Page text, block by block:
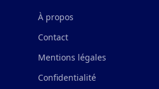
À propos
Contact
Mentions légales
Confidentialité